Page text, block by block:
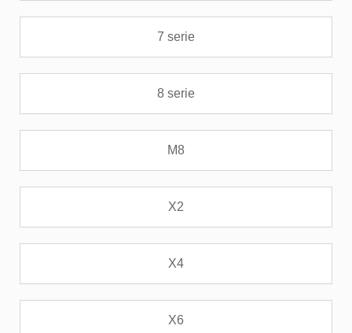
7 serie
8 serie
M8
X2
X4
X6